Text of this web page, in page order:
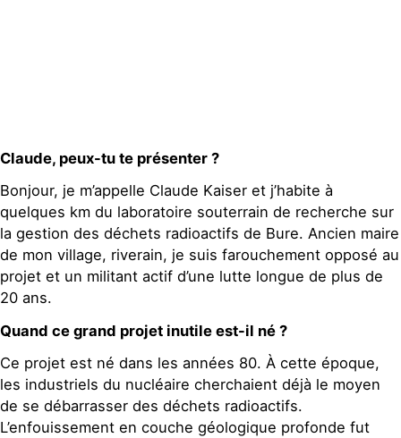
Claude, peux-tu te présenter ?
Bonjour, je m’appelle Claude Kaiser et j’habite à
quelques km du laboratoire souterrain de recherche sur
la gestion des déchets radioactifs de Bure. Ancien maire
de mon village, riverain, je suis farouchement opposé au
projet et un militant actif d’une lutte longue de plus de
20 ans.
Quand ce grand projet inutile est-il né ?
Ce projet est né dans les années 80. À cette époque,
les industriels du nucléaire cherchaient déjà le moyen
de se débarrasser des déchets radioactifs.
L’enfouissement en couche géologique profonde fut